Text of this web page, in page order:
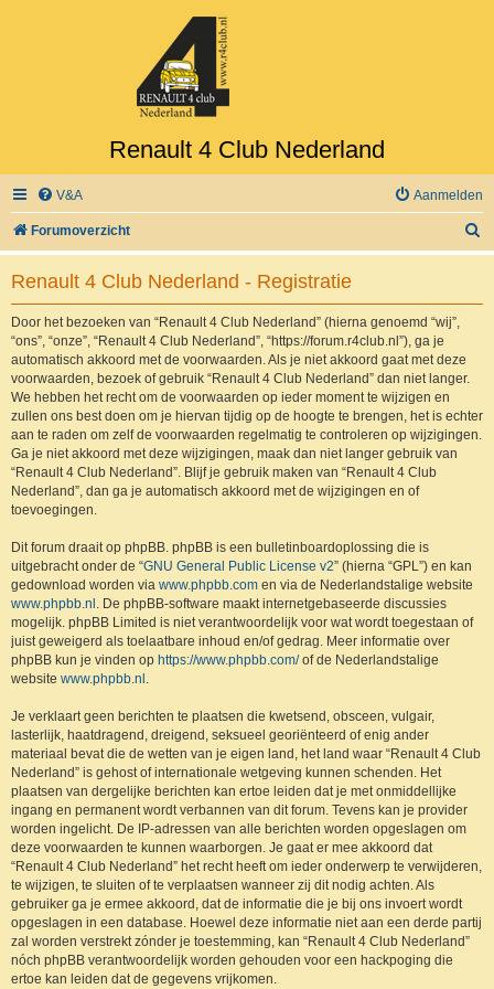
Renault 4 Club Nederland
V&A Aanmelden
Forumoverzicht
o
Renault 4 Club Nederland - Registratie
Door het bezoeken van “Renault 4 Club Nederland” (hierna genoemd “wij”,
“ons”, “onze”, “Renault 4 Club Nederland”, “https://forum.r4club.nl”), ga je
automatisch akkoord met de voorwaarden. Als je niet akkoord gaat met deze
voorwaarden, bezoek of gebruik “Renault 4 Club Nederland” dan niet langer.
We hebben het recht om de voorwaarden op ieder moment te wijzigen en
zullen ons best doen om je hiervan tijdig op de hoogte te brengen, het is echter
aan te raden om zelf de voorwaarden regelmatig te controleren op wijzigingen.
Ga je niet akkoord met deze wijzigingen, maak dan niet langer gebruik van
“Renault 4 Club Nederland”. Blijf je gebruik maken van “Renault 4 Club
Nederland”, dan ga je automatisch akkoord met de wijzigingen en of
toevoegingen.
Dit forum draait op phpBB. phpBB is een bulletinboardoplossing die is
uitgebracht onder de “GNU General Public License v2” (hierna “GPL”) en kan
gedownload worden via www.phpbb.com en via de Nederlandstalige website
www.phpbb.nl . De phpBB-software maakt internetgebaseerde discussies
mogelijk. phpBB Limited is niet verantwoordelijk voor wat wordt toegestaan of
juist geweigerd als toelaatbare inhoud en/of gedrag. Meer informatie over
phpBB kun je vinden op https://www.phpbb.com/of de Nederlandstalige
website www.phpbb.nl .
Je verklaart geen berichten te plaatsen die kwetsend, obsceen, vulgair,
lasterlijk, haatdragend, dreigend, seksueel georiënteerd of enig ander
materiaal bevat die de wetten van je eigen land, het land waar “Renault 4 Club
Nederland” is gehost of internationale wetgeving kunnen schenden. Het
plaatsen van dergelijke berichten kan ertoe leiden dat je met onmiddellijke
ingang en permanent wordt verbannen van dit forum. Tevens kan je provider
worden ingelicht. De IP-adressen van alle berichten worden opgeslagen om
deze voorwaarden te kunnen waarborgen. Je gaat er mee akkoord dat
“Renault 4 Club Nederland” het recht heeft om ieder onderwerp te verwijderen,
te wijzigen, te sluiten of te verplaatsen wanneer zij dit nodig achten. Als
gebruiker ga je ermee akkoord, dat de informatie die je bij ons invoert wordt
opgeslagen in een database. Hoewel deze informatie niet aan een derde partij
zal worden verstrekt zónder je toestemming, kan “Renault 4 Club Nederland”
nóch phpBB verantwoordelijk worden gehouden voor een hackpoging die
ertoe kan leiden dat de gegevens vrijkomen.